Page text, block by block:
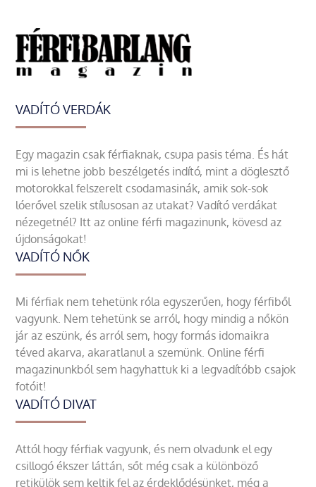
VADÍTÓ VERDÁK
Egy magazin csak férfiaknak, csupa pasis téma. És hát
mi is lehetne jobb beszélgetés indító, mint a döglesztő
motorokkal felszerelt csodamasinák, amik sok-sok
lóerővel szelik stílusosan az utakat? Vadító verdákat
nézegetnél? Itt az online férfi magazinunk, kövesd az
újdonságokat!
VADÍTÓ NŐK
Mi férfiak nem tehetünk róla egyszerűen, hogy férfiből
vagyunk. Nem tehetünk se arról, hogy mindig a nőkön
jár az eszünk, és arról sem, hogy formás idomaikra
téved akarva, akaratlanul a szemünk. Online férfi
magazinunkból sem hagyhattuk ki a legvadítóbb csajok
fotóit!
VADÍTÓ DIVAT
Attól hogy férfiak vagyunk, és nem olvadunk el egy
csillogó ékszer láttán, sőt még csak a különböző
retikülök sem keltik fel az érdeklődésünket, még a